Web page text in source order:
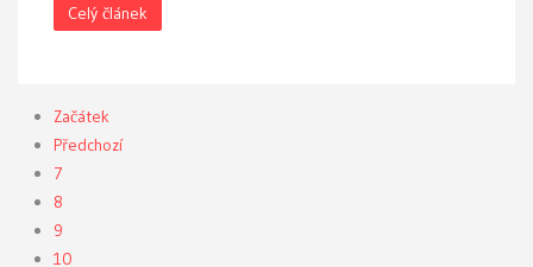
Celý článek
Začátek
Předchozí
7
8
9
10